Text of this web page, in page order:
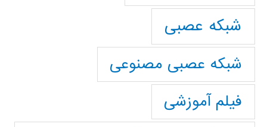
شبکه عصبی
شبکه عصبی مصنوعی
فیلم آموزشی